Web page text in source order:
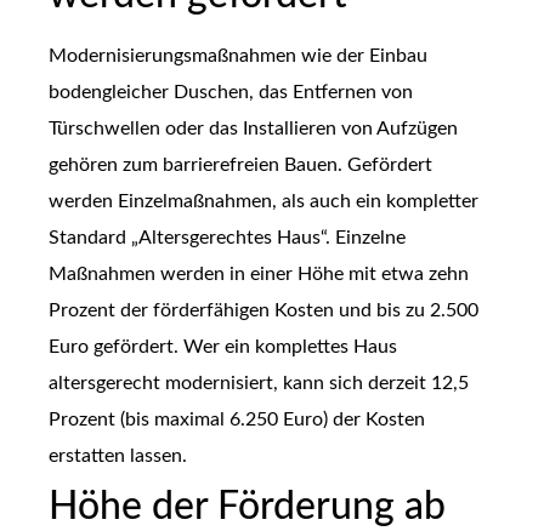
Modernisierungsmaßnahmen wie der Einbau
bodengleicher Duschen, das Entfernen von
Türschwellen oder das Installieren von Aufzügen
gehören zum barrierefreien Bauen. Gefördert
werden Einzelmaßnahmen, als auch ein kompletter
Standard „Altersgerechtes Haus“. Einzelne
Maßnahmen werden in einer Höhe mit etwa zehn
Prozent der förderfähigen Kosten und bis zu 2.500
Euro gefördert. Wer ein komplettes Haus
altersgerecht modernisiert, kann sich derzeit 12,5
Prozent (bis maximal 6.250 Euro) der Kosten
erstatten lassen.
Höhe der Förderung ab